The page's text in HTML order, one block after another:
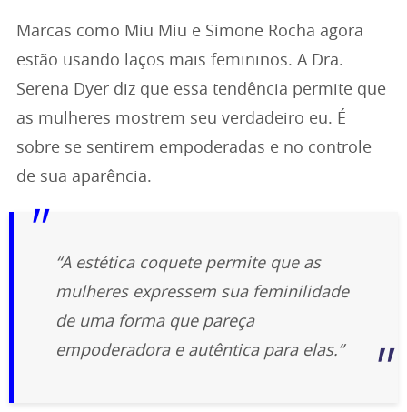
Marcas como Miu Miu e Simone Rocha agora
estão usando laços mais femininos. A Dra.
Serena Dyer diz que essa tendência permite que
as mulheres mostrem seu verdadeiro eu. É
sobre se sentirem empoderadas e no controle
de sua aparência.
“A estética coquete permite que as
mulheres expressem sua feminilidade
de uma forma que pareça
empoderadora e autêntica para elas.”